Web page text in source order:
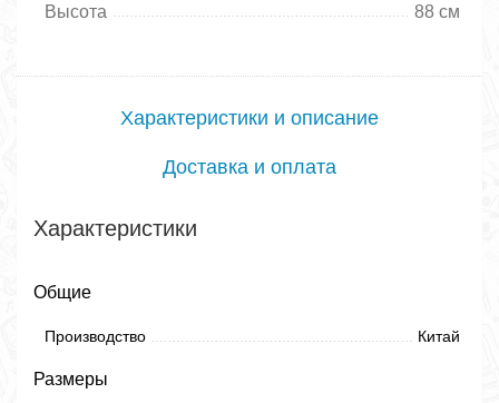
Высота
88 см
Характеристики и описание
Доставка и оплата
Характеристики
Общие
Производство Китай
Размеры